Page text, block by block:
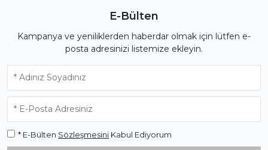
E-Bülten
Kampanya ve yeniliklerden haberdar olmak için lütfen e-
posta adresinizi listemize ekleyin.
* E-Bülten Sözleşmesini Kabul Ediyorum